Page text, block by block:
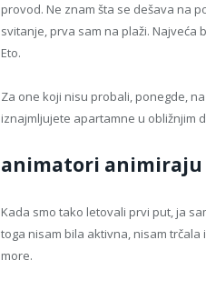
provod. Ne znam šta se dešava na
svitanje, prva sam na plaži. Najveća
Eto.
Za one koji nisu probali, ponegde,
iznajmljujete apartamne u obližnjim
animatori animiraju
Kada smo tako letovali prvi put, ja
toga nisam bila aktivna, nisam
more.